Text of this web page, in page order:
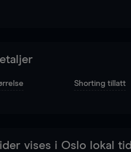
Shorting tillatt
vises i Oslo lokal tid